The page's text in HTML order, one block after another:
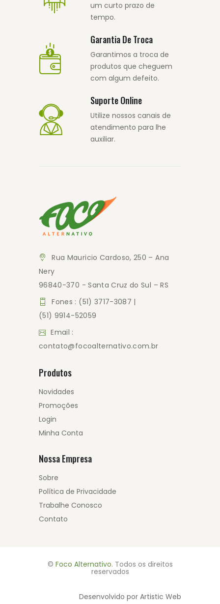
um curto prazo de
tempo.
Garantia De Troca
Garantimos a troca de
produtos que cheguem
com algum defeito.
Suporte Online
Utilize nossos canais de
atendimento para lhe
auxiliar.
Rua Mauricio Cardoso, 250 – Ana
Nery
96840-370 - Santa Cruz do Sul – RS
Fones : (51) 3717-3087 |
(51) 9914-52059
Email :
contato@focoalternativo.com.br
Produtos
Novidades
Promoções
Login
Minha Conta
Nossa Empresa
Sobre
Política de Privacidade
Trabalhe Conosco
Contato
© Foco Alternativo. Todos os direitos
reservados
Desenvolvido por Artistic Web